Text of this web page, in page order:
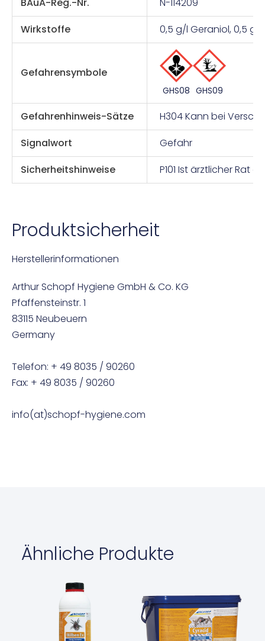
Wirkstoffe
0,5 g/l Geraniol, 0,5
Gefahrensymbole
GHS08 GHS09
Gefahrenhinweis-Sätze
H304 Kann bei
Signalwort
Gefahr
Sicherheitshinweise
P101 Ist ärztlicher Rat
Produktsicherheit
Herstellerinformationen
Arthur Schopf Hygiene GmbH & Co. KG
Pfaffensteinstr. 1
83115 Neubeuern
Germany
Telefon: + 49 8035 / 90260
Fax: + 49 8035 / 90260
info(at)schopf-hygiene.com
Ähnliche Produkte